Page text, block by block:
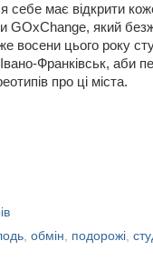
себе має відкрити
GOxChange, який
восени цього року
Франківськ, аби
про ці міста.
, обмін, подорожі,